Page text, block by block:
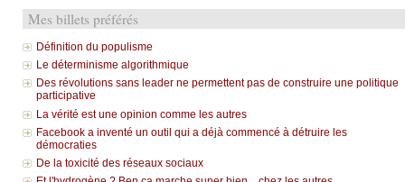
Mes billets préférés
Définition du populisme
Le déterminisme algorithmique
Des révolutions sans leader ne permettent pas de construire une politique
participative
La vérité est une opinion comme les autres
Facebook a inventé un outil qui a déjà commencé à détruire les
démocraties
De la toxicité des réseaux sociaux